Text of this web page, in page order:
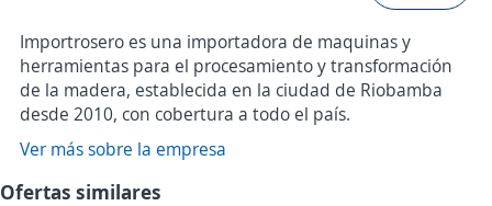
Importrosero es una importadora de maquinas y
herramientas para el procesamiento y transformación
de la madera, establecida en la ciudad de Riobamba
desde 2010, con cobertura a todo el país.
Ver más sobre la empresa
Ofertas similares